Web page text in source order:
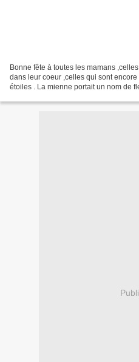
Bonne fête à toutes les mamans
dans leur coeur ,celles qui sont
étoiles . La mienne portait un nom de